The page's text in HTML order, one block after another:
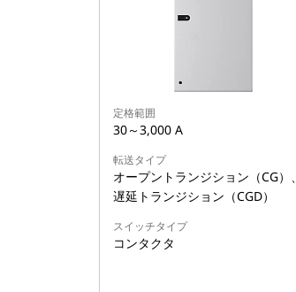
定格範囲
30～3,000 A
転送タイプ
オープントランジション（CG）、
遅延トランジション（CGD）
スイッチタイプ
コンタクタ